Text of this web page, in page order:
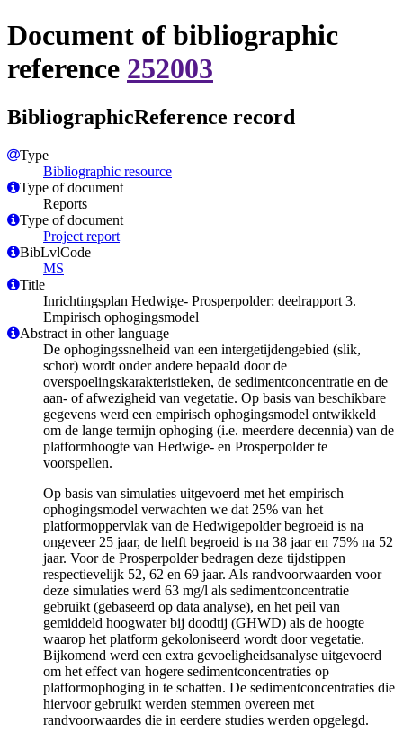
Document of bibliographic
reference 252003
BibliographicReference record
Type
Bibliographic resource
Type of document
Reports
Type of document
Project report
BibLvlCode
MS
Title
Inrichtingsplan Hedwige- Prosperpolder: deelrapport 3.
Empirisch ophogingsmodel
Abstract in other language
De ophogingssnelheid van een intergetijdengebied (slik,
schor) wordt onder andere bepaald door de
overspoelingskarakteristieken, de sedimentconcentratie en de
aan- of afwezigheid van vegetatie. Op basis van beschikbare
gegevens werd een empirisch ophogingsmodel ontwikkeld
om de lange termijn ophoging (i.e. meerdere decennia) van de
platformhoogte van Hedwige- en Prosperpolder te
voorspellen.
Op basis van simulaties uitgevoerd met het empirisch
ophogingsmodel verwachten we dat 25% van het
platformoppervlak van de Hedwigepolder begroeid is na
ongeveer 25 jaar, de helft begroeid is na 38 jaar en 75% na 52
jaar. Voor de Prosperpolder bedragen deze tijdstippen
respectievelijk 52, 62 en 69 jaar. Als randvoorwaarden voor
deze simulaties werd 63 mg/l als sedimentconcentratie
gebruikt (gebaseerd op data analyse), en het peil van
gemiddeld hoogwater bij doodtij (GHWD) als de hoogte
waarop het platform gekoloniseerd wordt door vegetatie.
Bijkomend werd een extra gevoeligheidsanalyse uitgevoerd
om het effect van hogere sedimentconcentraties op
platformophoging in te schatten. De sedimentconcentraties die
hiervoor gebruikt werden stemmen overeen met
randvoorwaardes die in eerdere studies werden opgelegd.